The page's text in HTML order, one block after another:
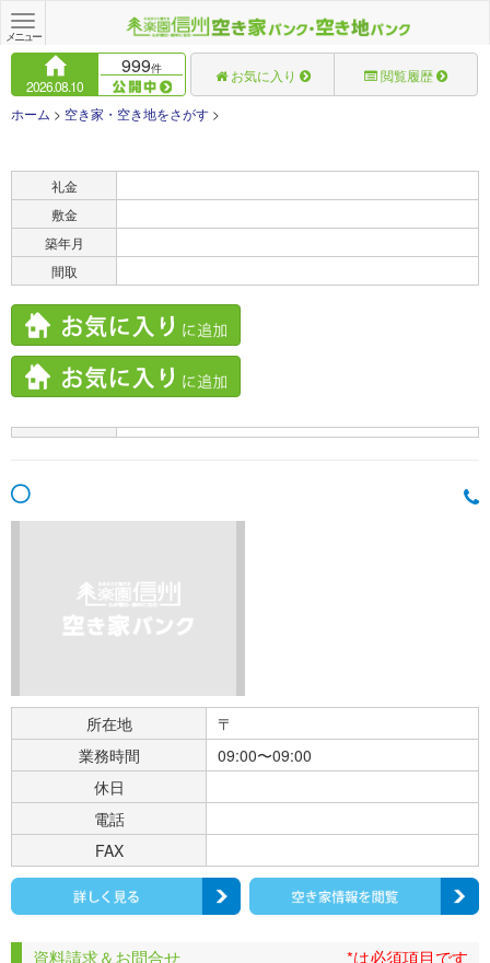
Toggle
navigation
メニュー
2026.08.10
999件 お気に入り 閲覧履歴
ホーム > 空き家・空き地をさがす >
礼金
敷金
築年月
間取
所在地
〒
業務時間
09:00〜09:00
休日
電話
FAX
資料請求＆お問合せ *は必須項目です